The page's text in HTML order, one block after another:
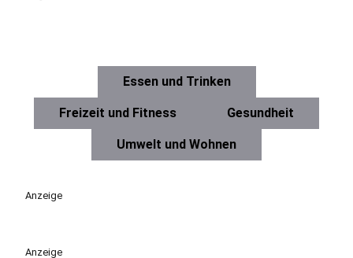
Essen und Trinken
Freizeit und Fitness Gesundheit
Umwelt und Wohnen
Anzeige
Anzeige